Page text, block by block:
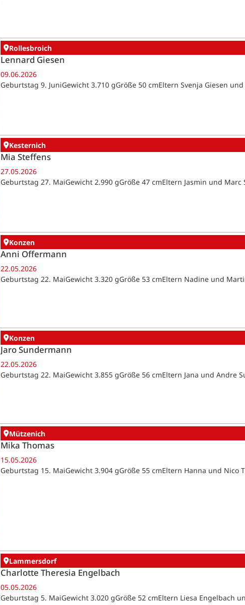
Rollesbroich
Lennard Giesen
09.06.2026
Geburtstag 9. JuniGewicht 3.710 gGröße 50 cmEltern Svenja Giesen
Kesternich
Mia Steffens
27.05.2026
Geburtstag 27. MaiGewicht 2.990 gGröße 47 cmEltern Jasmin und
Konzen
Anni Offermann
22.05.2026
Geburtstag 22. MaiGewicht 3.320 gGröße 53 cmEltern Nadine und
Konzen
Jaro Sundermann
22.05.2026
Geburtstag 22. MaiGewicht 3.855 gGröße 56 cmEltern Jana und Andre
Mützenich
Mika Thomas
15.05.2026
Geburtstag 15. MaiGewicht 3.904 gGröße 55 cmEltern Hanna und Nico
Lammersdorf
Charlotte Theresia Engelbach
05.05.2026
Geburtstag 5. MaiGewicht 3.020 gGröße 52 cmEltern Liesa Engelbach